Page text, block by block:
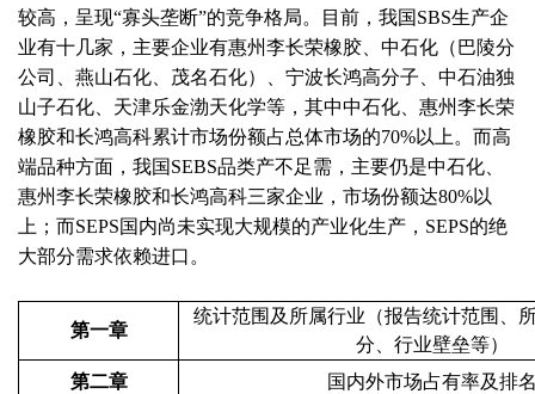
较高，呈现“寡头垄断”的竞争格局。目前，我国SBS生产企
业有十几家，主要企业有惠州李长荣橡胶、中石化（巴陵分
公司、燕山石化、茂名石化）、宁波长鸿高分子、中石油独
山子石化、天津乐金渤天化学等，其中中石化、惠州李长荣
橡胶和长鸿高科累计市场份额占总体市场的70%以上。而高
端品种方面，我国SEBS品类产不足需，主要仍是中石化、
惠州李长荣橡胶和长鸿高科三家企业，市场份额达80%以
上；而SEPS国内尚未实现大规模的产业化生产，SEPS的绝
大部分需求依赖进口。
第一章
统计范围及所属行业 （报告统计范围、
分、 行业壁垒等）
第二章
国内外市场占有率及排